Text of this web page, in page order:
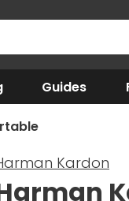
Guides
Kardon